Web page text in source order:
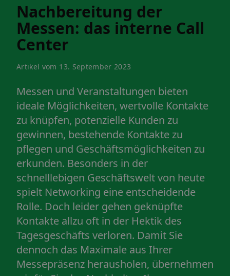
Nachbereitung der
Messen: das interne Call
Center
Artikel vom 13. September 2023
Messen und Veranstaltungen bieten
ideale Möglichkeiten, wertvolle Kontakte
zu knüpfen, potenzielle Kunden zu
gewinnen, bestehende Kontakte zu
pflegen und Geschäftsmöglichkeiten zu
erkunden. Besonders in der
schnelllebigen Geschäftswelt von heute
spielt Networking eine entscheidende
Rolle. Doch leider gehen geknüpfte
Kontakte allzu oft in der Hektik des
Tagesgeschäfts verloren. Damit Sie
dennoch das Maximale aus Ihrer
Messepräsenz herausholen, übernehmen